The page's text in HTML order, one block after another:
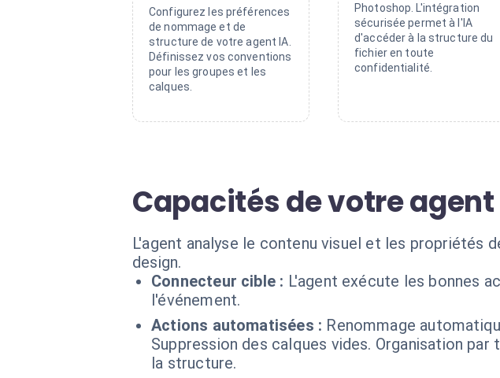
Configurez les préférences
de nommage et de
structure de votre agent IA.
Définissez vos conventions
pour les groupes et les
calques.
Photoshop. L'intégration
sécurisée permet à l'IA
d'accéder à la structure du
fichier en toute
confidentialité.
Capacités de votre
L'agent analyse le contenu visuel et les propriétés
design.
Connecteur cible : L'agent exécute les bonnes
l'événement.
Actions automatisées : Renommage
Suppression des calques vides. Organisation
la structure.